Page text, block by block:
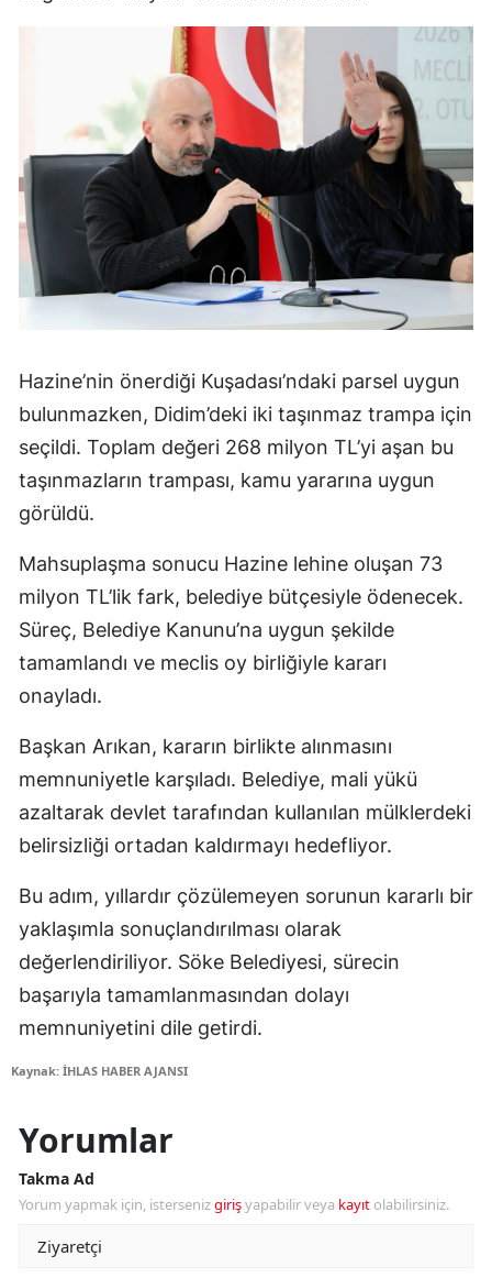
Hazine’nin önerdiği Kuşadası’ndaki parsel uygun
bulunmazken, Didim’deki iki taşınmaz trampa için
seçildi. Toplam değeri 268 milyon TL’yi aşan bu
taşınmazların trampası, kamu yararına uygun
görüldü.
Mahsuplaşma sonucu Hazine lehine oluşan 73
milyon TL’lik fark, belediye bütçesiyle ödenecek.
Süreç, Belediye Kanunu’na uygun şekilde
tamamlandı ve meclis oy birliğiyle kararı
onayladı.
Başkan Arıkan, kararın birlikte alınmasını
memnuniyetle karşıladı. Belediye, mali yükü
azaltarak devlet tarafından kullanılan mülklerdeki
belirsizliği ortadan kaldırmayı hedefliyor.
Bu adım, yıllardır çözülemeyen sorunun kararlı bir
yaklaşımla sonuçlandırılması olarak
değerlendiriliyor. Söke Belediyesi, sürecin
başarıyla tamamlanmasından dolayı
memnuniyetini dile getirdi.
Kaynak: İHLAS HABER AJANSI
Yorumlar
Takma Ad
Yorum yapmak için, istersenizgirişyapabilir veya kayıt olabilirsiniz.